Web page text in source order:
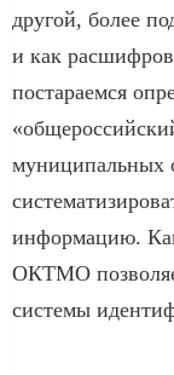
другой, более
и как
постараемся
муниципальных
информацию.
ОКТМО
системы